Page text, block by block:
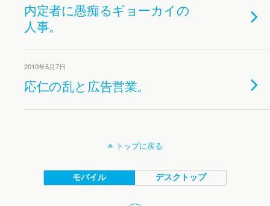
内定者に愚痴るギョーカイの
人事。
2010年5月7日
応仁の乱と広告営業。
トップに戻る
モバイル デスクトップ